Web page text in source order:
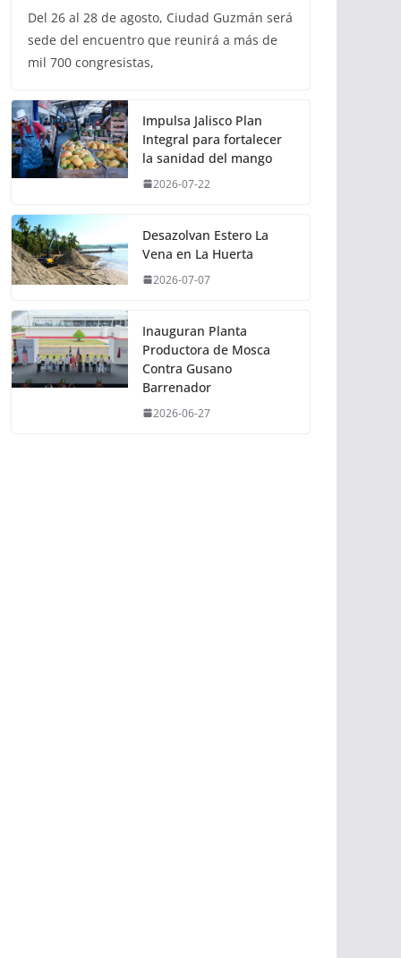
Del 26 al 28 de agosto, Ciudad Guzmán será
sede del encuentro que reunirá a más de
mil 700 congresistas,
Impulsa Jalisco Plan
Integral para fortalecer
la sanidad del mango
2026-07-22
Desazolvan Estero La
Vena en La Huerta
2026-07-07
Inauguran Planta
Productora de Mosca
Contra Gusano
Barrenador
2026-06-27